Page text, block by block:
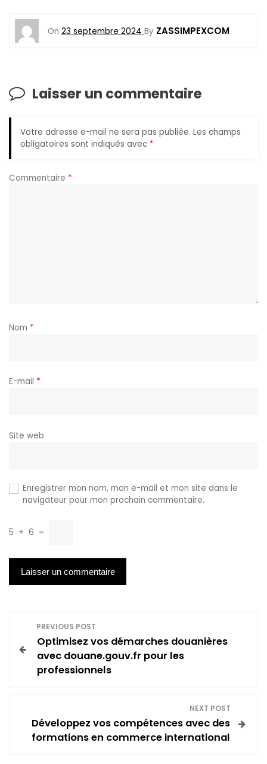
On 23 septembre 2024 By ZASSIMPEXCOM
Laisser un commentaire
Votre adresse e-mail ne sera pas publiée. Les champs
obligatoires sont indiqués avec *
Commentaire *
Nom *
E-mail *
Site web
Enregistrer mon nom, mon e-mail et mon site dans le
navigateur pour mon prochain commentaire.
5 + 6 =
a
PREVIOUS POST
Optimisez vos démarches douanières
avec douane.gouv.fr pour les
professionnels
NEXT POST
Développez vos compétences avec des
formations en commerce international